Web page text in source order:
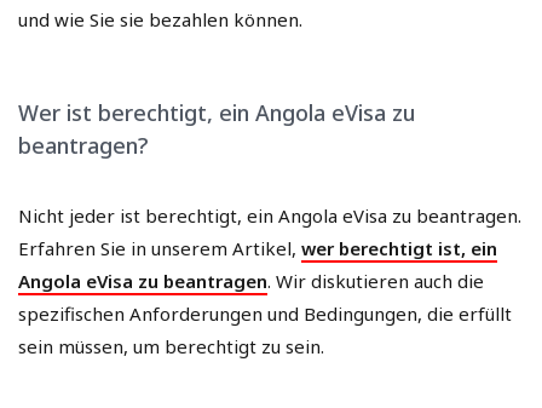
und wie Sie sie bezahlen können.
Wer ist berechtigt, ein Angola eVisa zu
beantragen?
Nicht jeder ist berechtigt, ein Angola eVisa zu beantragen.
Erfahren Sie in unserem Artikel, wer berechtigt ist, ein
Angola eVisa zu beantragen. Wir diskutieren auch die
spezifischen Anforderungen und Bedingungen, die erfüllt
sein müssen, um berechtigt zu sein.